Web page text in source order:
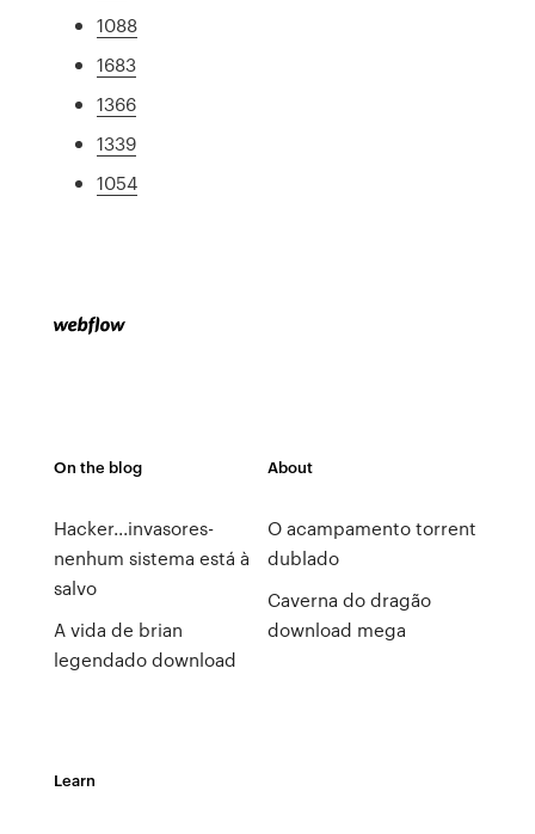
1088
1683
1366
1339
1054
On the blog
Hacker...invasores-
nenhum sistema está à
salvo
A vida de brian
legendado download
About
O acampamento torrent
dublado
Caverna do dragão
download mega
Learn